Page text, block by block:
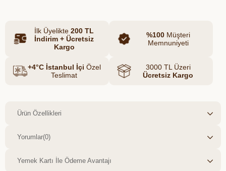
İlk Üyelikte 200 TL
İndirim + Ücretsiz
Kargo
%100Müşteri
Memnuniyeti
+4°C İstanbul İçi Özel
Teslimat
3000 TL Üzeri
Ücretsiz Kargo
Ürün Özellikleri
Yorumlar(0)
Yemek Kartı İle Ödeme Avantajı